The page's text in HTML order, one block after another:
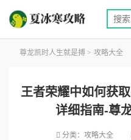
尊龙凯时人生就是搏 > 攻略大全
王者荣耀中如何获
详细指南-尊
分类： 攻略大全